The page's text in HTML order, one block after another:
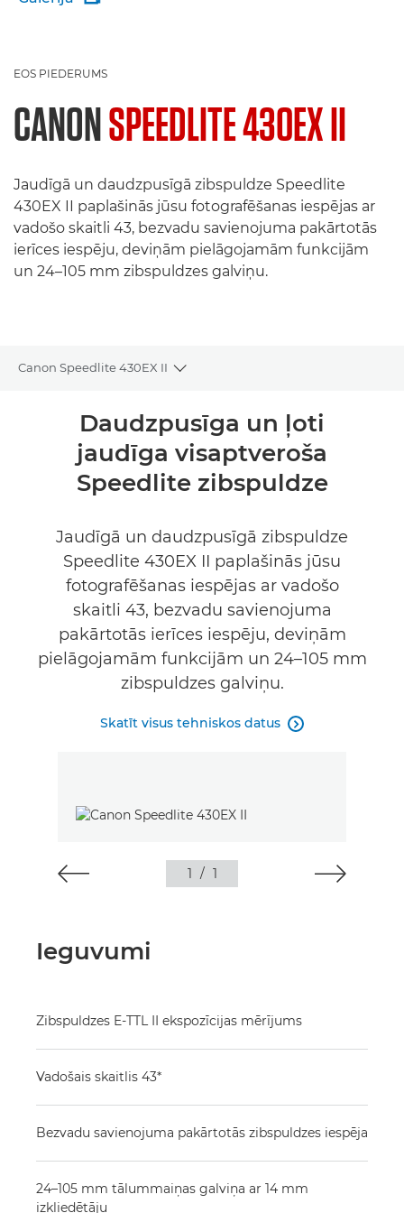
EOS PIEDERUMS
CANONSPEEDLITE 430EX II
Jaudīgā un daudzpusīgā zibspuldze Speedlite
430EX II paplašinās jūsu fotografēšanas iespējas ar
vadošo skaitli 43, bezvadu savienojuma pakārtotās
ierīces iespēju, deviņām pielāgojamām funkcijām
un 24–105 mm zibspuldzes galviņu.
Canon Speedlite 430EX II
Toggle breadcrumbs
Tehniskie dati
Daudzpusīga un ļoti
jaudīga visaptveroša
Speedlite zibspuldze
Jaudīgā un daudzpusīgā zibspuldze
Speedlite 430EX II paplašinās jūsu
fotografēšanas iespējas ar vadošo
skaitli 43, bezvadu savienojuma
pakārtotās ierīces iespēju, deviņām
pielāgojamām funkcijām un 24–105 mm
zibspuldzes galviņu.
Skatīt visus tehniskos datus 
1 / 1
Ieguvumi
Zibspuldzes E-TTL II ekspozīcijas mērījums
Vadošais skaitlis 43*
Bezvadu savienojuma pakārtotās zibspuldzes iespēja
24–105 mm tālummaiņas galviņa ar 14 mm
izkliedētāju